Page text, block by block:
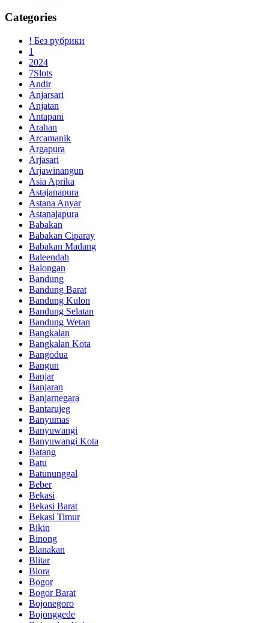
Categories
! Без рубрики
1
2024
7Slots
Andir
Anjarsari
Anjatan
Antapani
Arahan
Arcamanik
Argapura
Arjasari
Arjawinangun
Asia Aprika
Astajanapura
Astana Anyar
Astanajapura
Babakan
Babakan Ciparay
Babakan Madang
Baleendah
Balongan
Bandung
Bandung Barat
Bandung Kulon
Bandung Selatan
Bandung Wetan
Bangkalan
Bangkalan Kota
Bangodua
Bangun
Banjar
Banjaran
Banjarnegara
Bantarujeg
Banyumas
Banyuwangi
Banyuwangi Kota
Batang
Batu
Batununggal
Beber
Bekasi
Bekasi Barat
Bekasi Timur
Bikin
Binong
Blanakan
Blitar
Blora
Bogor
Bogor Barat
Bojonegoro
Bojonggede